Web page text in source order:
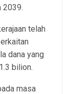
2039.
telah
dana yang
bilion.
masa